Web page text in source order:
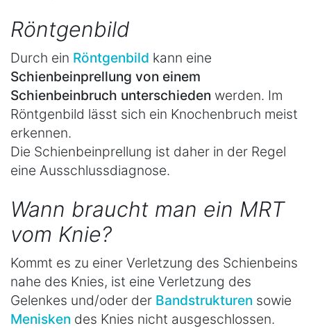
Röntgenbild
Durch ein Röntgenbild kann eine
Schienbeinprellung von einem
Schienbeinbruch unterschieden werden. Im
Röntgenbild lässt sich ein Knochenbruch meist
erkennen.
Die Schienbeinprellung ist daher in der Regel
eine Ausschlussdiagnose.
Wann braucht man ein MRT
vom Knie?
Kommt es zu einer Verletzung des Schienbeins
nahe des Knies, ist eine Verletzung des
Gelenkes und/oder der Bandstrukturen sowie
Menisken des Knies nicht ausgeschlossen.